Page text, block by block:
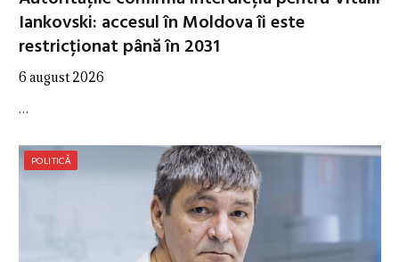
Iankovski: accesul în Moldova îi este
restricționat până în 2031
6 august 2026
…
POLITICĂ